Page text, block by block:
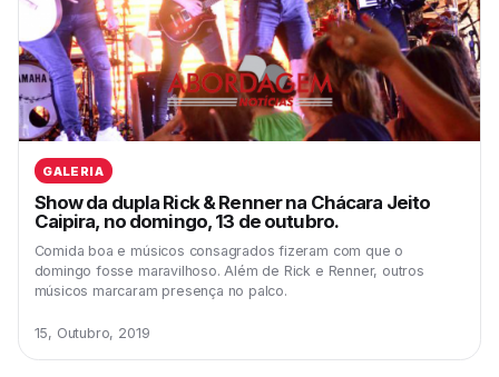
GALERIA
Show da dupla Rick & Renner na Chácara Jeito
Caipira, no domingo, 13 de outubro.
Comida boa e músicos consagrados fizeram com que o
domingo fosse maravilhoso. Além de Rick e Renner, outros
músicos marcaram presença no palco.
15, Outubro, 2019